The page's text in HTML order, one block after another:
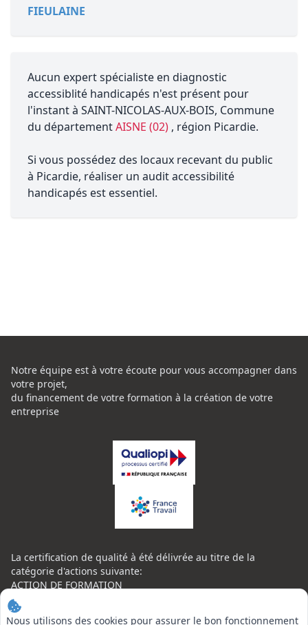
FIEULAINE
Aucun expert spécialiste en diagnostic
accessiblité handicapés n'est présent pour
l'instant à SAINT-NICOLAS-AUX-BOIS, Commune
du départementAISNE (02) , région Picardie.
Si vous possédez des locaux recevant du public
à Picardie, réaliser un audit accessibilité
handicapés est essentiel.
Nous utilisons des cookies pour assurer le bon fonctionnement
Notre équipe est à votre écoute pour vous accompagner dans
votre projet,
du financement de votre formation à la création de votre
entreprise
La certification de qualité à été délivrée au titre de la
catégorie d'actions suivante:
ACTION DE FORMATION
Certificat Qualiopi CENTRE NATIONAL DE L'EXPERTISE
CONTACT